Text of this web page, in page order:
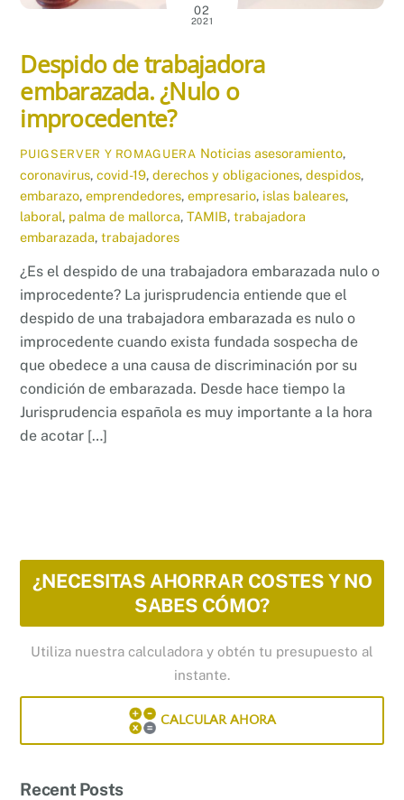
02
2021
Despido de trabajadora
embarazada. ¿Nulo o
improcedente?
PUIGSERVER Y ROMAGUERA Noticias asesoramiento,
coronavirus,covid-19,derechos y obligaciones,despidos,
embarazo,emprendedores,empresario, islas baleares,
laboral, palma de mallorca,TAMIB,trabajadora
embarazada,trabajadores
¿Es el despido de una trabajadora embarazada nulo o
improcedente? La jurisprudencia entiende que el
despido de una trabajadora embarazada es nulo o
improcedente cuando exista fundada sospecha de
que obedece a una causa de discriminación por su
condición de embarazada. Desde hace tiempo la
Jurisprudencia española es muy importante a la hora
de acotar […]
¿NECESITAS AHORRAR COSTES Y NO
SABES CÓMO?
Utiliza nuestra calculadora y obtén tu presupuesto al
instante.
CALCULAR AHORA
Recent Posts